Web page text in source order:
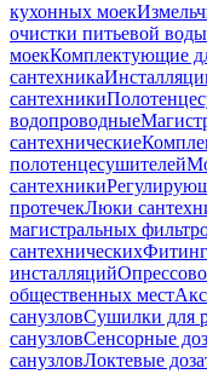
кухонных моек
очистки питьевой воды
моекКомплектующие
сантехника
сантехники
водопроводные
сантехнические
полотенцесушителей
сантехники
протечекЛюки
магистральных
сантехнических
инсталляций
общественных мест
санузловСушилки для
санузловСенсорные
санузловЛоктевые